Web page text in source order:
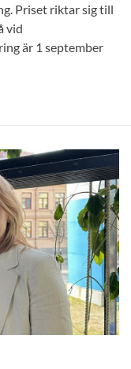
Priset riktar sig till
vid
är 1 september